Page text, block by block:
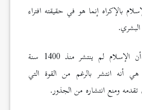
بالإكراه إنما هو في حقيقته افتراء
إنها لحقيقة راسخة أن الإسلام لم ينتشر منذ 1400 سنة
أنه انتشر بالرغم من القوة التي
ومنع انتشاره من الجذور.